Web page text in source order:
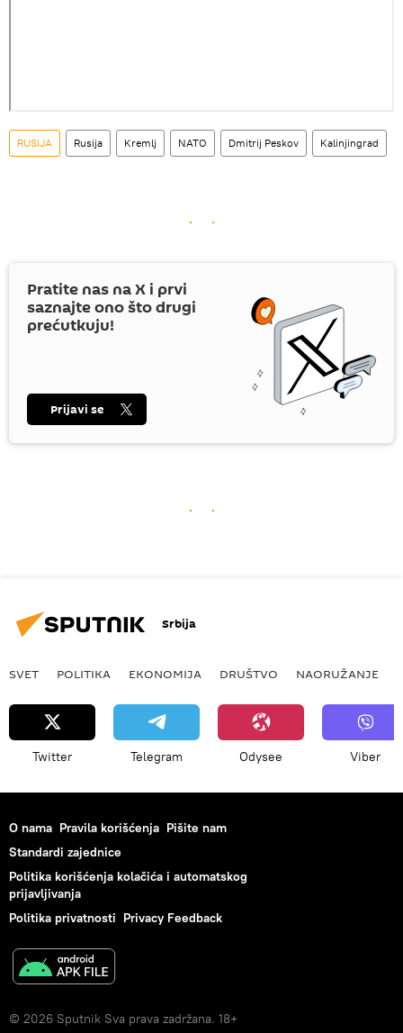
RUSIJA Rusija Kremlj NATO Dmitrij Peskov Kalinjingrad
Pratite nas naX i prvi
saznajte ono što drugi
prećutkuju!
Prijavi se
Srbija
SVET POLITIKA EKONOMIJA DRUŠTVO NAORUŽANJE
Twitter Telegram Odysee Viber
O nama Pravila korišćenja Pišite nam
Standardi zajednice
Politika korišćenja kolačića i automatskog
prijavljivanja
Politika privatnosti Privacy Feedback
© 2026 Sputnik Sva prava zadržana. 18+